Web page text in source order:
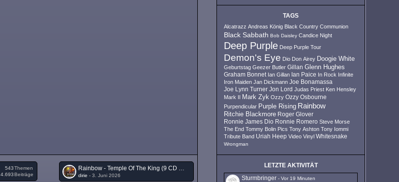
Themen
543
Beiträge
4.693
Rainbow - Temple Of The King (9 CD Box-Set 1975 - 1976)
dirie -3. Juni 2026
TAGS
Alcatrazz Andreas König Black Country Communion
Black Sabbath Bob Daisley Candice Night
Deep Purple Deep Purple Tour
Demon's Eye Dio Don Airey Doogie White
Geburtstag Geezer Butler Gillan Glenn Hughes
Graham Bonnet Ian Gillan Ian Paice In Rock Infinite
Iron Maiden Jan Dickmann Joe Bonamassa
Joe Lynn Turner Jon Lord Judas Priest Ken Hensley
Mark II Mark Zyk Ozzy Ozzy Osbourne
Purpendicular Purple Rising Rainbow
Ritchie Blackmore Roger Glover
Ronnie James Dio Ronnie Romero Steve Morse
The End Tommy Bolin Pics Tony Ashton Tony Iommi
Tribute Band Uriah Heep Video Vinyl Whitesnake
Wrongman
LETZTE AKTIVITÄT
Sturmbringer -Vor 19 Minuten